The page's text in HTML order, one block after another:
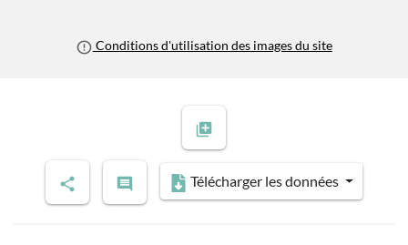
Conditions d'utilisation des images du site
Télécharger les données